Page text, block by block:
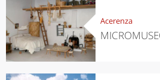
Acerenza